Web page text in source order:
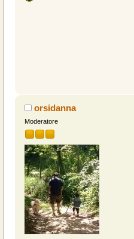
orsidanna
Moderatore